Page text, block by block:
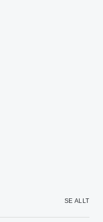
SE ALLT